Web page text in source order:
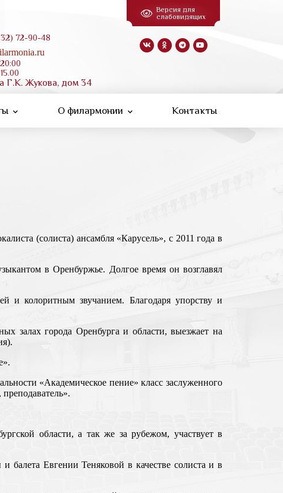
72-90-48
Г.К. Жукова, дом 34
Версия для
слабовидящих
О филармонии Контакты
(солиста) ансамбля «Карусель», с 2011 года в
в Оренбуржье. Долгое время он возглавял
и колоритным звучанием. Благодаря упорству и
залах города Оренбурга и области, выезжает на
«Академическое пение» класс заслуженного
области, а так же за рубежом, участвует в
балета Евгении Теняковой в качестве солиста и в